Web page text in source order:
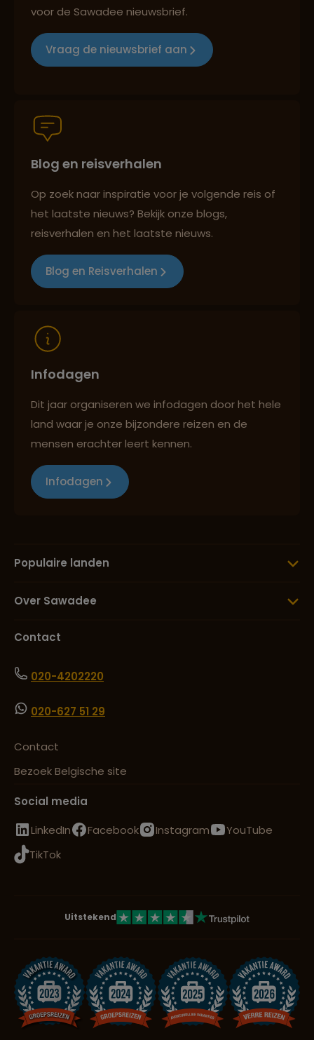
Groepsreizen mét indivuele vrijheid
Best beoordeelde reisroutes
Reizen met oog voor mens, cultuur en milieu
voor de Sawadee nieuwsbrief.
Vraag de nieuwsbrief aan
Blog en reisverhalen
Op zoek naar inspiratie voor je volgende reis of
het laatste nieuws? Bekijk onze blogs,
reisverhalen en het laatste nieuws.
Blog en Reisverhalen
Infodagen
Dit jaar organiseren we infodagen door het hele
land waar je onze bijzondere reizen en de
mensen erachter leert kennen.
Infodagen
Populaire landen
Over Sawadee
Contact
020-4202220
020-627 51 29
Contact
Bezoek Belgische site
Social media
LinkedIn
Facebook Instagram
YouTube
TikTok
Uitstekend